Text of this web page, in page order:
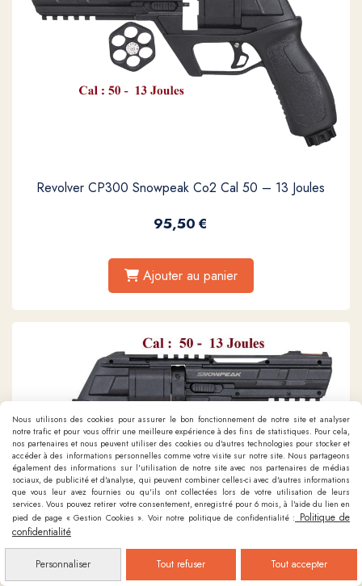
Revolver CP300 Snowpeak Co2 Cal 50 – 13 Joules
95,50€
Ajouter au panier
Nous utilisons des cookies pour assurer le bon fonctionnement de notre site et analyser
notre trafic et pour vous offrir une meilleure expérience à des fins de statistiques. Pour cela,
nos partenaires et nous peuvent utiliser des cookies ou d'autres technologies pour stocker et
accéder à des informations personnelles comme votre visite sur notre site. Nous partageons
également des informations sur l'utilisation de notre site avec nos partenaires de médias
sociaux, de publicité et d'analyse, qui peuvent combiner celles-ci avec d'autres informations
que vous leur avez fournies ou qu'ils ont collectées lors de votre utilisation de leurs
services. Vous pouvez retirer votre consentement, enregistré pour 6 mois, à l'aide du lien en
pied de page « Gestion Cookies ». Voir notre politique de confidentialité : Politique de
confidentialité
Personnaliser Tout refuser Tout accepter